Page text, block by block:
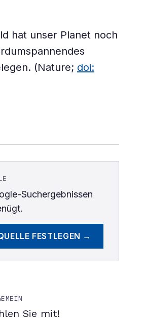
hat unser Planet noch
(Nature; doi:
Suchergebnissen
FESTLEGEN →
Sie mit!